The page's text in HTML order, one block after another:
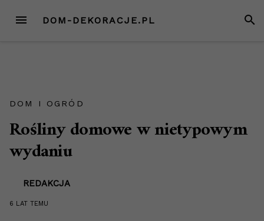
MENU DOM-DEKORACJE.PL
DOM I OGRÓD
Rośliny domowe w nietypowym
wydaniu
REDAKCJA
6 LAT TEMU